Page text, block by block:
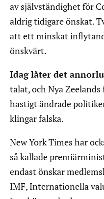
av självständighet för
aldrig tidigare önskat.
att ett minskat
önskvärt.
Idag låter det
talat, och Nya
hastigt ändrade
klingar falska.
New York Times har
så kallade
endast önskar
IMF, Internationella